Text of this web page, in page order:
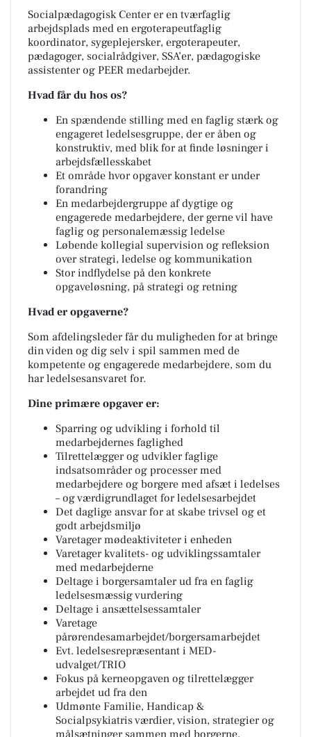
Socialpædagogisk Center er en tværfaglig
arbejdsplads med en ergoterapeutfaglig
koordinator, sygeplejersker, ergoterapeuter,
pædagoger, socialrådgiver, SSA’er, pædagogiske
assistenter og PEER medarbejder.
Hvad får du hos os?
En spændende stilling med en faglig stærk og
engageret ledelsesgruppe, der er åben og
konstruktiv, med blik for at finde løsninger i
arbejdsfællesskabet
Et område hvor opgaver konstant er under
forandring
En medarbejdergruppe af dygtige og
engagerede medarbejdere, der gerne vil have
faglig og personalemæssig ledelse
Løbende kollegial supervision og refleksion
over strategi, ledelse og kommunikation
Stor indflydelse på den konkrete
opgaveløsning, på strategi og retning
Hvad er opgaverne?
Som afdelingsleder får du muligheden for at bringe
din viden og dig selv i spil sammen med de
kompetente og engagerede medarbejdere, som du
har ledelsesansvaret for.
Dine primære opgaver er:
Sparring og udvikling i forhold til
medarbejdernes faglighed
Tilrettelægger og udvikler faglige
indsatsområder og processer med
medarbejdere og borgere med afsæt i ledelses
– og værdigrundlaget for ledelsesarbejdet
Det daglige ansvar for at skabe trivsel og et
godt arbejdsmiljø
Varetager mødeaktiviteter i enheden
Varetager kvalitets- og udviklingssamtaler
med medarbejderne
Deltage i borgersamtaler ud fra en faglig
ledelsesmæssig vurdering
Deltage i ansættelsessamtaler
Varetage
pårørendesamarbejdet/borgersamarbejdet
Evt. ledelsesrepræsentant i MED-
udvalget/TRIO
Fokus på kerneopgaven og tilrettelægger
arbejdet ud fra den
Udmønte Familie, Handicap &
Socialpsykiatris værdier, vision, strategier og
målsætninger sammen med borgerne,